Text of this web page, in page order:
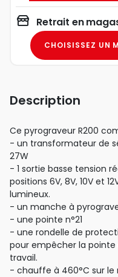
Retrait en
CHOISISSEZ UN
Description
Ce pyrograveur R200
- un transformateur de
27W
- 1 sortie basse tension
positions 6V, 8V, 10V et
lumineux.
- un manche à
- une pointe n°21
- une rondelle de
pour empêcher la
travail.
- chauffe à 460°C sur le